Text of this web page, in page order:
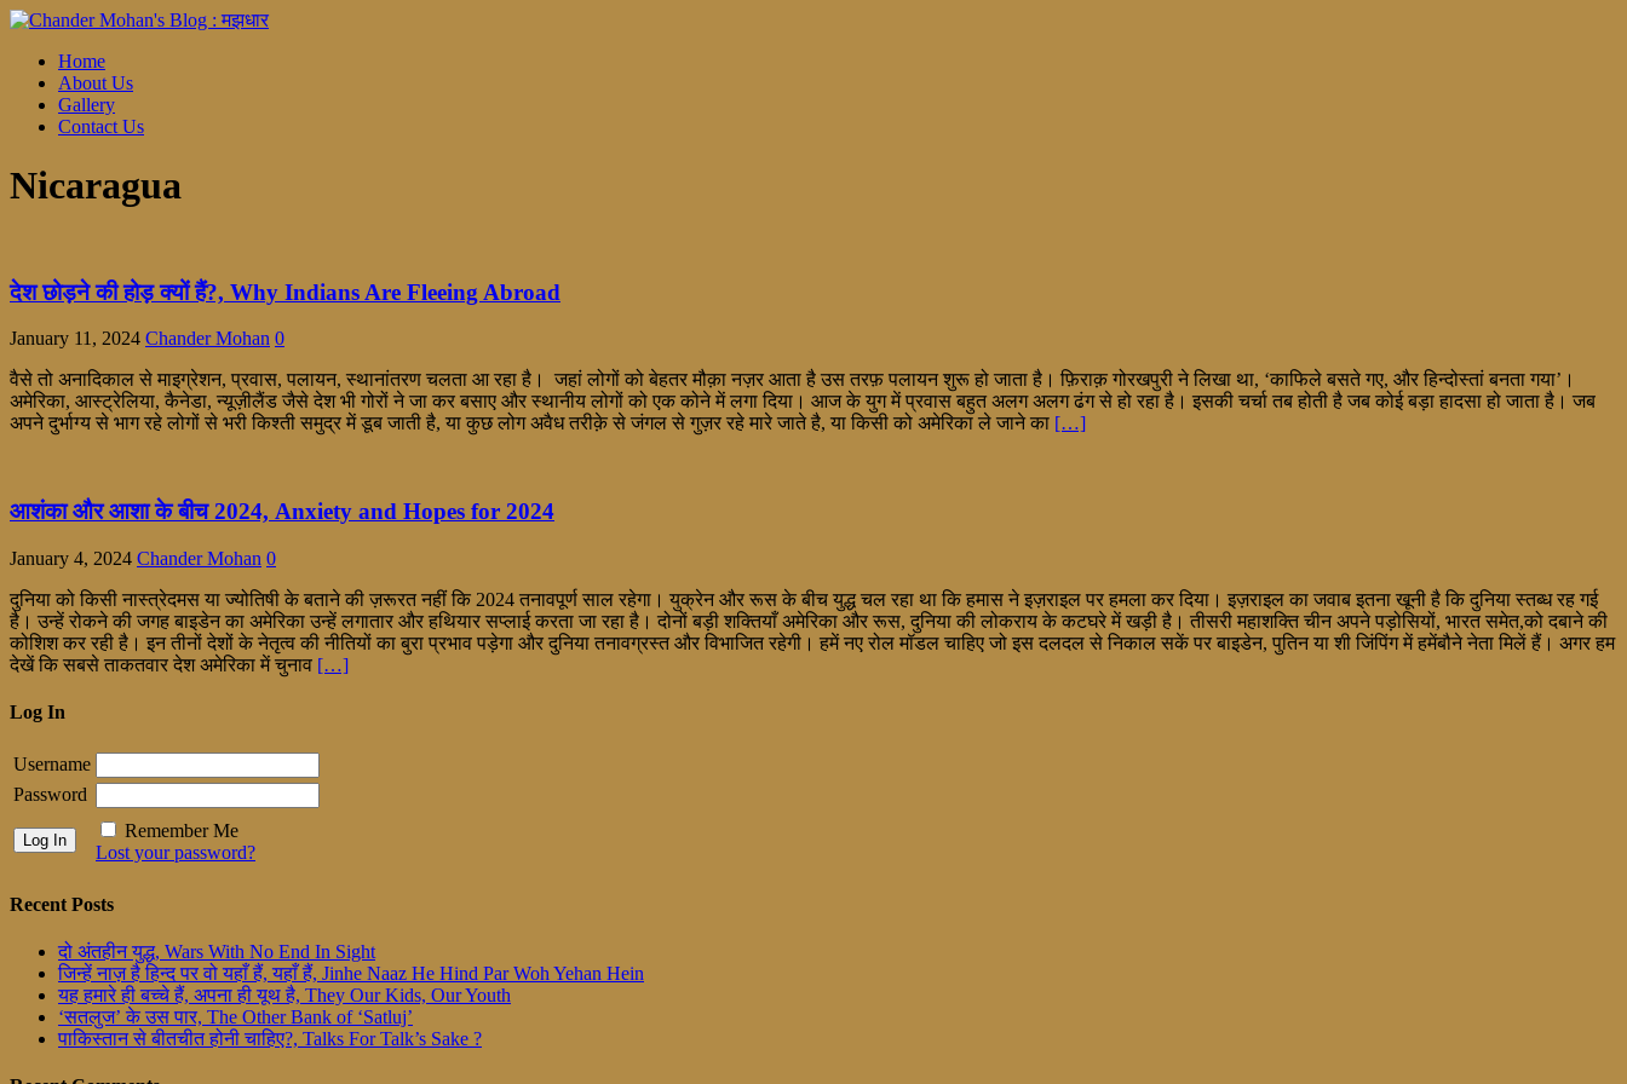
Home
About Us
Gallery
Contact Us
Nicaragua
देश छोड़ने की होड़ क्यों हैं?, Why Indians Are Fleeing Abroad
January 11, 2024 Chander Mohan 0
वैसे तो अनादिकाल से माइग्रेशन, प्रवास, पलायन, स्थानांतरण चलता आ रहा है। जहां लोगों को बेहतर मौक़ा नज़र आता है उस तरफ़ पलायन शुरू हो जाता है। फ़िराक़ गोरखपुरी ने लिखा था, ‘काफिले बसते गए, और हिन्दोस्तां बनता गया’।
अमेरिका, आस्ट्रेलिया, कैनेडा, न्यूज़ीलैंड जैसे देश भी गोरों ने जा कर बसाए और स्थानीय लोगों को एक कोने में लगा दिया। आज के युग में प्रवास बहुत अलग अलग ढंग से हो रहा है। इसकी चर्चा तब होती है जब कोई बड़ा हादसा हो जाता है। जब
अपने दुर्भाग्य से भाग रहे लोगों से भरी किश्ती समुद्र में डूब जाती है, या कुछ लोग अवैध तरीक़े से जंगल से गुज़र रहे मारे जाते है, या किसी को अमेरिका ले जाने का […]
आशंका और आशा के बीच 2024, Anxiety and Hopes for 2024
January 4, 2024 Chander Mohan 0
दुनिया को किसी नास्त्रेदमस या ज्योतिषी के बताने की ज़रूरत नहीं कि 2024 तनावपूर्ण साल रहेगा। युक्रेन और रूस के बीच युद्ध चल रहा था कि हमास ने इज़राइल पर हमला कर दिया। इज़राइल का जवाब इतना खूनी है कि दुनिया स्तब्ध रह गई
है। उन्हें रोकने की जगह बाइडेन का अमेरिका उन्हें लगातार और हथियार सप्लाई करता जा रहा है। दोनों बड़ी शक्तियाँ अमेरिका और रूस, दुनिया की लोकराय के कटघरे में खड़ी है। तीसरी महाशक्ति चीन अपने पड़ोसियों, भारत समेत,को दबाने की
कोशिश कर रही है। इन तीनों देशों के नेतृत्व की नीतियों का बुरा प्रभाव पड़ेगा और दुनिया तनावग्रस्त और विभाजित रहेगी। हमें नए रोल मॉडल चाहिए जो इस दलदल से निकाल सकें पर बाइडेन, पुतिन या शी जिंपिंग में हमेंबौने नेता मिलें हैं। अगर हम
देखें कि सबसे ताकतवार देश अमेरिका में चुनाव […]
Log In
Username
Password
Remember Me
Lost your password?
Recent Posts
दो अंतहीन युद्ध, Wars With No End In Sight
जिन्हें नाज़ है हिन्द पर वो यहाँ हैं, यहाँ हैं, Jinhe Naaz He Hind Par Woh Yehan Hein
यह हमारे ही बच्चे हैं, अपना ही यूथ है, They Our Kids, Our Youth
‘सतलुज’ के उस पार, The Other Bank of ‘Satluj’
पाकिस्तान से बीतचीत होनी चाहिए?, Talks For Talk’s Sake ?